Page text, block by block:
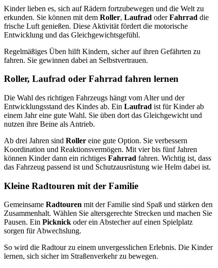
Kinder lieben es, sich auf Rädern fortzubewegen und die Welt zu
erkunden. Sie können mit dem Roller, Laufrad oderFahrrad die
frische Luft genießen. Diese Aktivität fördert die motorische
Entwicklung und das Gleichgewichtsgefühl.
Regelmäßiges Üben hilft Kindern, sicher auf ihren Gefährten zu
fahren. Sie gewinnen dabei an Selbstvertrauen.
Roller, Laufrad oder Fahrrad fahren lernen
Die Wahl des richtigen Fahrzeugs hängt vom Alter und der
Entwicklungsstand des Kindes ab. Ein Laufrad ist für Kinder ab
einem Jahr eine gute Wahl. Sie üben dort das Gleichgewicht und
nutzen ihre Beine als Antrieb.
Ab drei Jahren sind Roller eine gute Option. Sie verbessern
Koordination und Reaktionsvermögen. Mit vier bis fünf Jahren
können Kinder dann ein richtiges Fahrrad fahren. Wichtig ist, dass
das Fahrzeug passend ist und Schutzausrüstung wie Helm dabei ist.
Kleine Radtouren mit der Familie
Gemeinsame Radtouren mit der Familie sind Spaß und stärken den
Zusammenhalt. Wählen Sie altersgerechte Strecken und machen Sie
Pausen. Ein Picknick oder ein Abstecher auf einen Spielplatz
sorgen für Abwechslung.
So wird die Radtour zu einem unvergesslichen Erlebnis. Die Kinder
lernen, sich sicher im Straßenverkehr zu bewegen.